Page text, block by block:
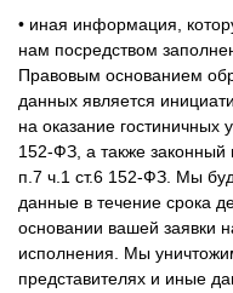
• иная информация,
нам посредством
Правовым основанием
данных является
на оказание гостиничных
152-ФЗ, а также законный
п.7 ч.1 ст.6 152-ФЗ. Мы
данные в течение срока
основании вашей заявки
исполнения. Мы
представителях и иные